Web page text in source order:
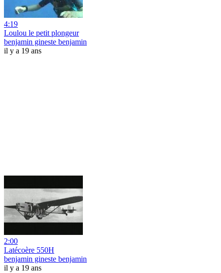
4:19
Loulou le petit plongeur
benjamin gineste benjamin
il y a 19 ans
2:00
Latécoère 550H
benjamin gineste benjamin
il y a 19 ans